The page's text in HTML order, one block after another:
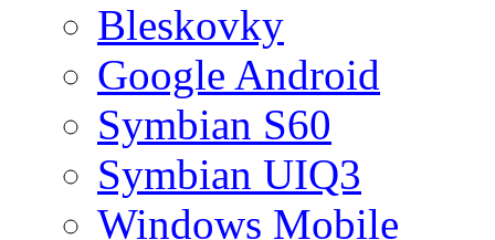
Bleskovky
Google Android
Symbian S60
Symbian UIQ3
Windows Mobile